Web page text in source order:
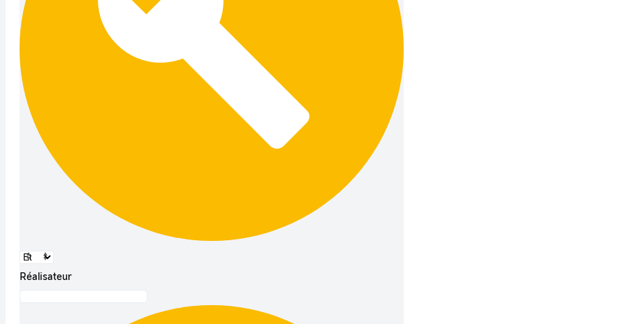
Réalisateur